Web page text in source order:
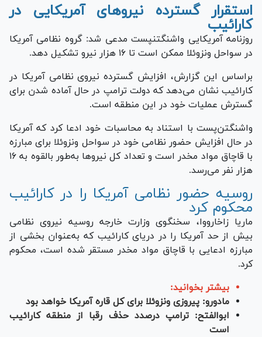
استقرار گسترده نیرو‌های آمریکایی در
کارائیب
روزنامه آمریکایی واشنگتن‎پست مدعی شد: گروه نظامی آمریکا
در سواحل ونزوئلا ممکن است تا ۱۶ هزار نیرو تشکیل دهد.
براساس این گزارش، افزایش گسترده نیروی نظامی آمریکا در
کارائیب نشان می‌دهد که دولت ترامپ در حال آماده شدن برای
گسترش عملیات خود در این منطقه است.
واشنگتن‌پست با استناد به محاسبات خود ادعا کرد که آمریکا
در حال افزایش حضور نظامی خود در سواحل ونزوئلا برای مبارزه
با قاچاق مواد مخدر است و تعداد کل نیرو‌ها به‎‌طور بالقوه به ۱۶
هزار نفر می‌رسد.
روسیه حضور نظامی آمریکا را در کارائیب
محکوم کرد
ماریا زاخارووا، سخنگوی وزارت خارجه روسیه نیروی نظامی
بیش از حد آمریکا را در دریای کارائیب که به‌عنوان بخشی از
مبارزه ادعایی با قاچاق مواد مخدر مستقر شده است، محکوم
کرد.
بیشتر بخوانید:
مادورو: پیروزی ونزوئلا برای کل قاره آمریکا خواهد بود
ابوالفتح: ترامپ درصدد حذف رقبا از منطقه کارائیب
است